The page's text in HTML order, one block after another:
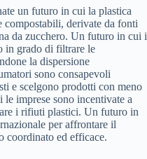
un futuro in cui la plastica
compostabili, derivate da fonti
da zucchero. Un futuro in cui i
in grado di filtrare le
la dispersione
sono consapevoli
e scelgono prodotti con meno
imprese sono incentivate a
i rifiuti plastici. Un futuro in
per affrontare il
coordinato ed efficace.